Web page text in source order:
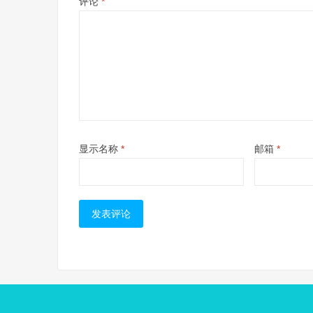
显示名称 * 邮箱 *